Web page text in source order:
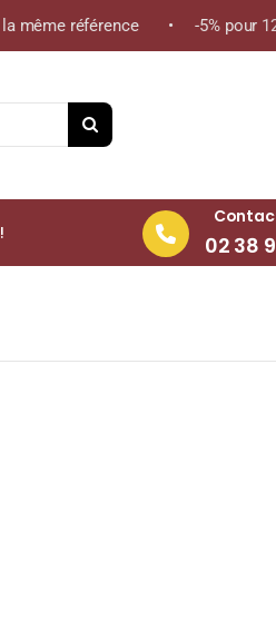
référence • -5% pour 12
02 38